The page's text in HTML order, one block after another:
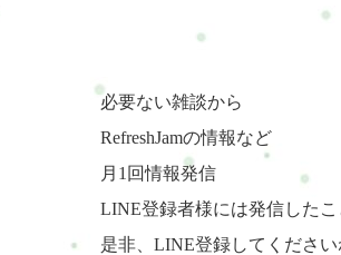
必要ない雑談から
RefreshJamの情報など
月1回情報発信
LINE登録者様には発信した
是非、LINE登録してください